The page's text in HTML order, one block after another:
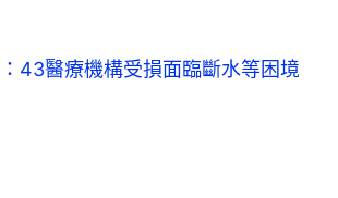
43醫療機構受損面臨斷水等困境